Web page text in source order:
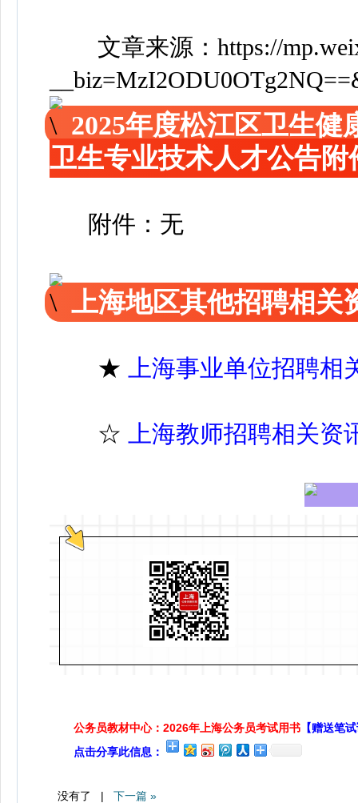
文章来源： https://
2025年度松江区卫生
卫生专业技术人才公告附
附件：无
上海地区其他招聘相关
★ 上海事业单位招聘相
☆ 上海教师招聘相关资
公务员教材中心：2026年上海公务员考试用书 【赠送笔
点击分享此信息：
没有了 | 下一篇 »